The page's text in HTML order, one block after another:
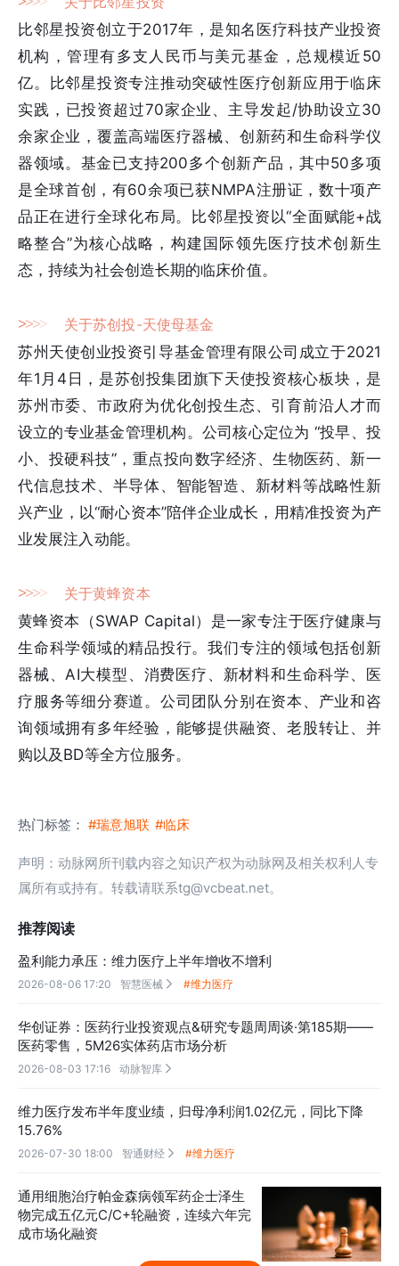
比邻星投资创立于2017年，是知名医疗科技产业投资
机构，管理有多支人民币与美元基金，总规模近50
亿。比邻星投资专注推动突破性医疗创新应用于临床
实践，已投资超过70家企业、主导发起/协助设立30
余家企业，覆盖高端医疗器械、创新药和生命科学仪
器领域。基金已支持200多个创新产品，其中50多项
是全球首创，有60余项已获NMPA注册证，数十项产
品正在进行全球化布局。比邻星投资以“全面赋能+战
略整合”为核心战略，构建国际领先医疗技术创新生
态，持续为社会创造长期的临床价值。
>>>>
关于苏创投-天使母基金
苏州天使创业投资引导基金管理有限公司成立于2021
年1月4日，是苏创投集团旗下天使投资核心板块，是
苏州市委、市政府为优化创投生态、引育前沿人才而
设立的专业基金管理机构。公司核心定位为 “投早、投
小、投硬科技”，重点投向数字经济、生物医药、新一
代信息技术、半导体、智能智造、新材料等战略性新
兴产业，以“耐心资本”陪伴企业成长，用精准投资为产
业发展注入动能。
>>>>
关于黄蜂资本
黄蜂资本（SWAP Capital）是一家专注于医疗健康与
生命科学领域的精品投行。我们专注的领域包括创新
器械、AI大模型、消费医疗、新材料和生命科学、医
疗服务等细分赛道。公司团队分别在资本、产业和咨
询领域拥有多年经验，能够提供融资、老股转让、并
购以及BD等全方位服务。
热门标签： #瑞意旭联 #临床
声明：动脉网所刊载内容之知识产权为动脉网及相关权利人专
属所有或持有。转载请联系tg@vcbeat.net。
推荐阅读
盈利能力承压：维力医疗上半年增收不增利
2026-08-06 17:20 智慧医械  #维力医疗
华创证券：医药行业投资观点&研究专题周周谈·第185期——
医药零售，5M26实体药店市场分析
2026-08-03 17:16 动脉智库 
维力医疗发布半年度业绩，归母净利润1.02亿元，同比下降
15.76%
2026-07-30 18:00 智通财经  #维力医疗
通用细胞治疗帕金森病领军药企士泽生
物完成五亿元C/C+轮融资，连续六年完
成市场化融资